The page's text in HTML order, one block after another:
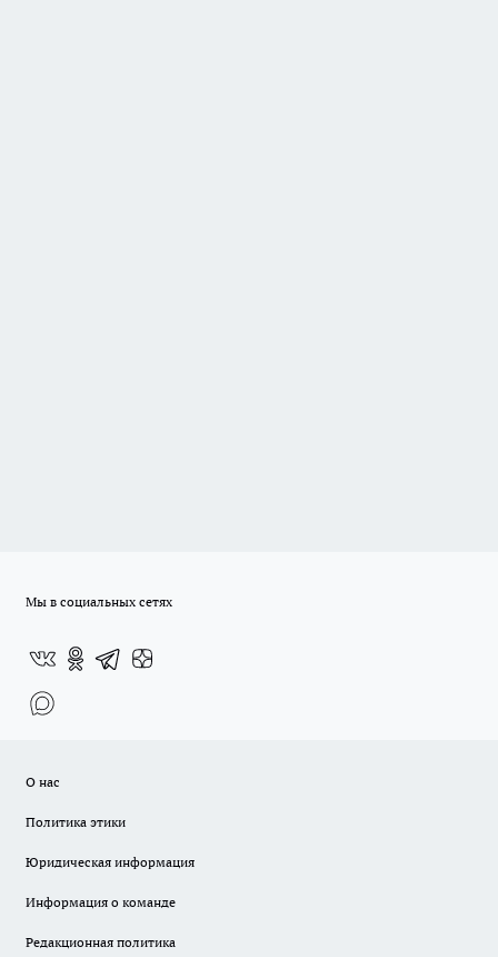
Мы в социальных сетях
О нас
Политика этики
Юридическая информация
Информация о команде
Редакционная политика